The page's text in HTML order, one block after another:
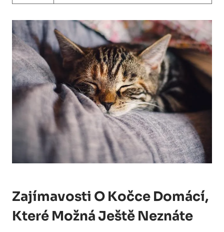
Zajímavosti O Kočce Domácí,
Které Možná Ještě Neznáte